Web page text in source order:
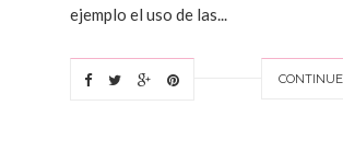
ejemplo el uso de las...